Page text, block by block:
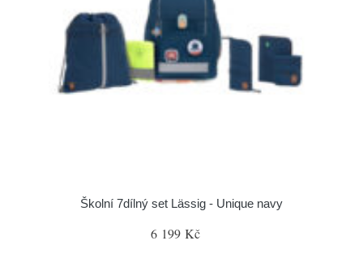
Školní 7dílný set Lässig - Unique navy
6 199 Kč